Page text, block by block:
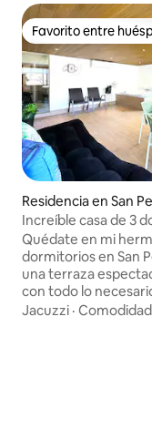
Favorito entre
Favorito entre
Residencia en San
García
Increíble casa de 3
jacuzzi + terraza +
Quédate en mi
dormitorios en San
una terraza
con todo lo
Pedro. El
Jacuzzi · Comodidad